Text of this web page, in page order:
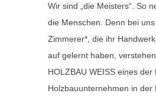
Wir sind „die Meisters“. So
die Menschen. Denn bei
Zimmerer*, die ihr
auf gelernt haben,
HOLZBAU WEISS eines der
Holzbauunternehmen in der